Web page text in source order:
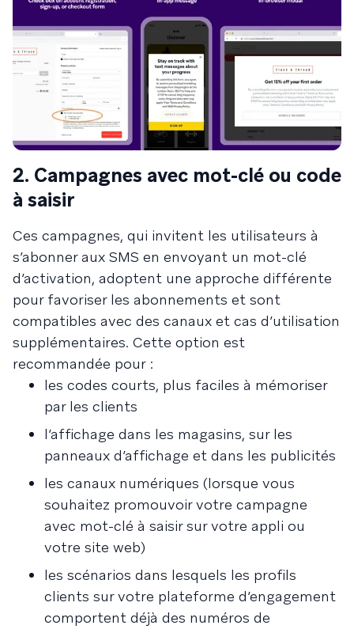
2. Campagnes avec mot-clé ou code
à saisir
Ces campagnes, qui invitent les utilisateurs à
s’abonner aux SMS en envoyant un mot-clé
d’activation, adoptent une approche différente
pour favoriser les abonnements et sont
compatibles avec des canaux et cas d’utilisation
supplémentaires. Cette option est
recommandée pour :
les codes courts, plus faciles à mémoriser
par les clients
l’affichage dans les magasins, sur les
panneaux d’affichage et dans les publicités
les canaux numériques (lorsque vous
souhaitez promouvoir votre campagne
avec mot-clé à saisir sur votre appli ou
votre site web)
les scénarios dans lesquels les profils
clients sur votre plateforme d’engagement
comportent déjà des numéros de